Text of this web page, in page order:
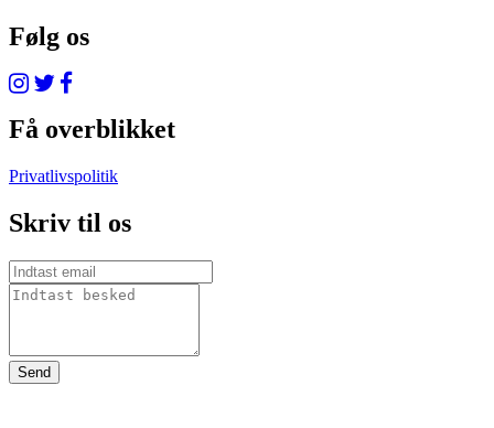
Følg os
Få overblikket
Privatlivspolitik
Skriv til os